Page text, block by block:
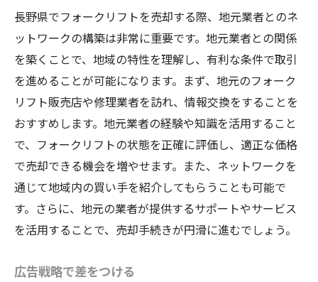
長野県でフォークリフトを売却する際、地元業者とのネ
ットワークの構築は非常に重要です。地元業者との関係
を築くことで、地域の特性を理解し、有利な条件で取引
を進めることが可能になります。まず、地元のフォーク
リフト販売店や修理業者を訪れ、情報交換をすることを
おすすめします。地元業者の経験や知識を活用すること
で、フォークリフトの状態を正確に評価し、適正な価格
で売却できる機会を増やせます。また、ネットワークを
通じて地域内の買い手を紹介してもらうことも可能で
す。さらに、地元の業者が提供するサポートやサービス
を活用することで、売却手続きが円滑に進むでしょう。
広告戦略で差をつける